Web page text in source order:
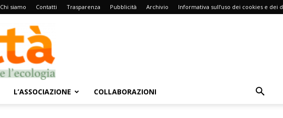
Chi siamo Contatti Trasparenza Pubblicità Archivio Informativa sull’uso dei cookies e dei
L’ASSOCIAZIONE COLLABORAZIONI